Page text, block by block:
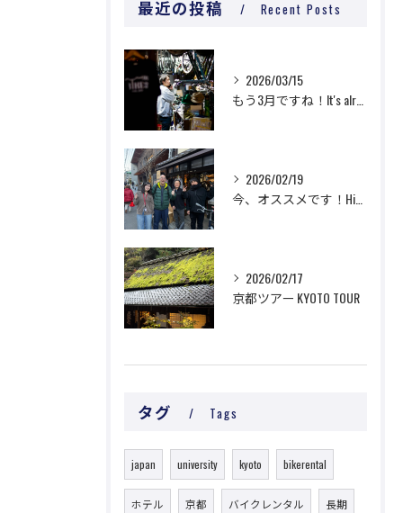
最近の投稿 Recent Posts
2026/03/15
もう3月ですね！It's already March!
2026/02/19
今、オススメです！Highly recommended now!
2026/02/17
京都ツアー KYOTO TOUR
タグ Tags
japan university kyoto bikerental
ホテル 京都 バイクレンタル 長期